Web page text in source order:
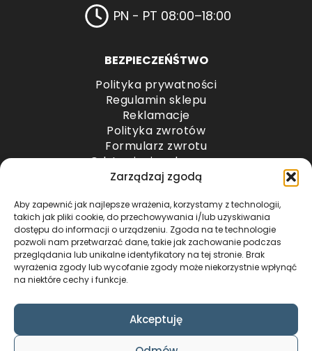
Zarządzaj zgodą
Aby zapewnić jak najlepsze wrażenia, korzystamy z technologii,
takich jak pliki cookie, do przechowywania i/lub uzyskiwania
dostępu do informacji o urządzeniu. Zgoda na te technologie
pozwoli nam przetwarzać dane, takie jak zachowanie podczas
przeglądania lub unikalne identyfikatory na tej stronie. Brak
wyrażenia zgody lub wycofanie zgody może niekorzystnie wpłynąć
na niektóre cechy i funkcje.
Akceptuję
PN - PT 08:00–18:00
BEZPIECZEŃŚTWO
Polityka prywatności
Regulamin sklepu
Reklamacje
Polityka zwrotów
Formularz zwrotu
Odstąpienie od umowy
Odstąpienie od umowy – przesyłki paletowe
METODY PŁATNOŚCI
COPYRIGHT © 2024 by ADWENTO ŁUKASZ